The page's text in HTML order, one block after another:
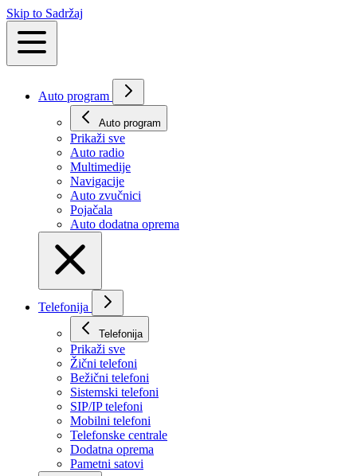
Skip to Sadržaj
Auto program
Auto program
Prikaži svе
Auto radio
Multimedije
Navigacije
Auto zvučnici
Pojačala
Auto dodatna oprema
Telefonija
Telefonija
Prikaži svе
Žični telefoni
Bežični telefoni
Sistemski telefoni
SIP/IP telefoni
Mobilni telefoni
Telefonske centrale
Dodatna oprema
Pametni satovi